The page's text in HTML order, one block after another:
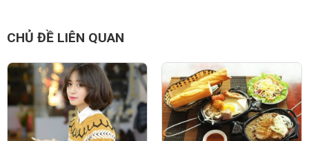
CHỦ ĐỀ LIÊN QUAN